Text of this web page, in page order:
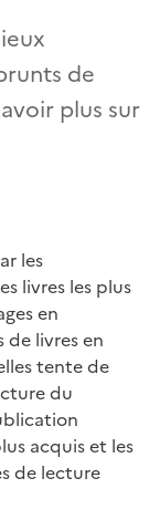
de
plus sur
les
livres les plus
en
livres en
tente de
du
acquis et les
de lecture